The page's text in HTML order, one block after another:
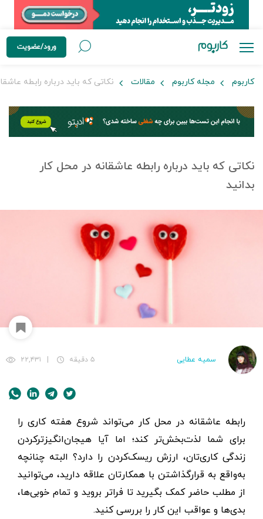
ورود/عضویت
کاربوم مجله کاربوم مقالات نکاتی که باید درباره رابطه
نکاتی که باید درباره رابطه عاشقانه در محل کار
بدانید
سمیه عطایی ۵ دقیقه ۲۲,۴۳۱
رابطه عاشقانه در محل کار می‌تواند شروع هفته کاری را
برای شما لذت‌بخش‌تر کند؛ اما آیا هیجان‌انگیزترکردن
زندگی کاری‌تان، ارزش ریسک‌کردن را دارد؟ البته چنانچه
به‌واقع به قرار‌گذاشتن با همکارتان علاقه دارید، می‌توانید
از مطلب حاضر کمک بگیرید تا فراتر بروید و تمام خوبی‌ها،
بدی‌ها و عواقب این کار را بررسی کنید.